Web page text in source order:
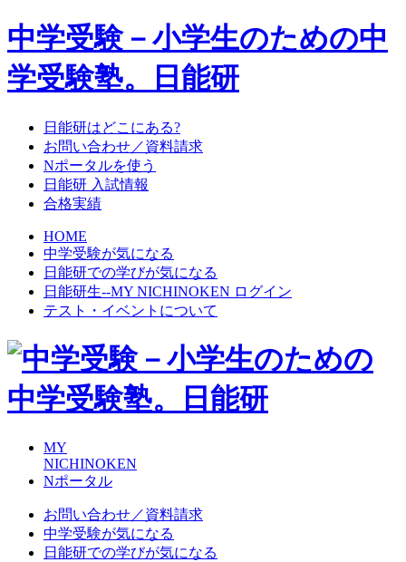
中学受験－小学生のための中
学受験塾。日能研
日能研はどこにある?
お問い合わせ／資料請求
Nポータルを使う
日能研 入試情報
合格実績
HOME
中学受験が気になる
日能研での学びが気になる
日能研生--MY NICHINOKEN ログイン
テスト・イベントについて
MY
NICHINOKEN
Nポータル
お問い合わせ／資料請求
中学受験が気になる
日能研での学びが気になる